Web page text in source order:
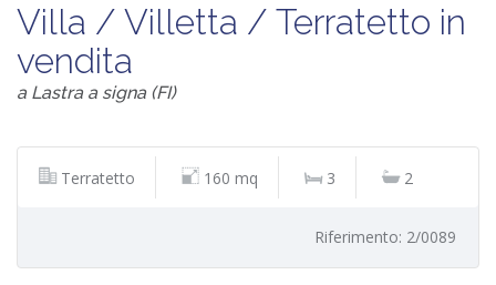
Villa / Villetta / Terratetto in
vendita
a Lastra a signa (FI)
Terratetto 160 mq 3 2
Riferimento: 2/0089